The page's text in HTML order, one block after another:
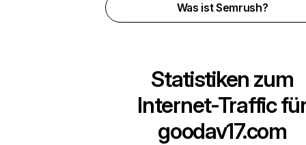
Was ist Semrush?
Statistiken zum
Internet-Traffic
goodav17.com